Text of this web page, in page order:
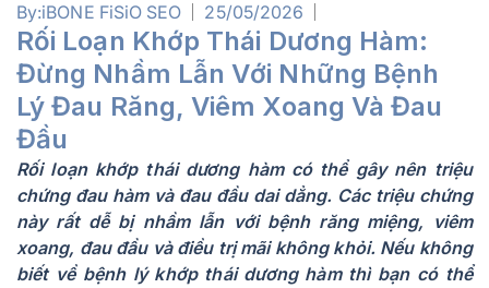
By:iBONE FiSiO SEO 25/05/2026
Rối Loạn Khớp Thái Dương Hàm:
Đừng Nhầm Lẫn Với Những Bệnh
Lý Đau Răng, Viêm Xoang Và Đau
Đầu
Rối loạn khớp thái dương hàm có thể gây nên triệu
chứng đau hàm và đau đầu dai dẳng. Các triệu chứng
này rất dễ bị nhầm lẫn với bệnh răng miệng, viêm
xoang, đau đầu và điều trị mãi không khỏi. Nếu không
biết về bệnh lý khớp thái dương hàm thì bạn có thể